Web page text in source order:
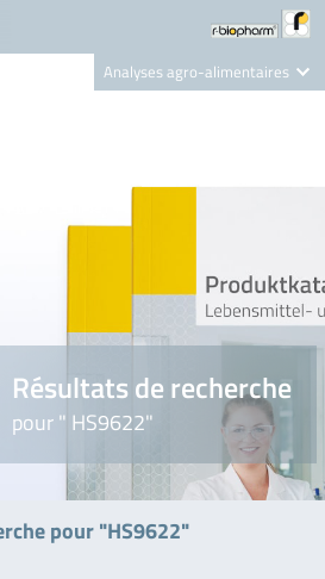
Analyses agro-alimentaires
Nutrition Care
Résultats de recherche
pour " HS9622"
pour "HS9622"